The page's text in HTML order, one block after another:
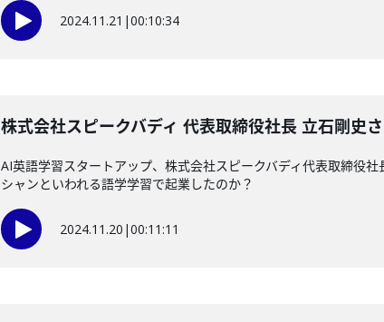
2024.11.21 |00:10:34
株式会社スピークバディ 代表取締役社長 立石剛史
AI英語学習スタートアップ、株式会社スピークバディ代表取締役
シャンといわれる語学学習で起業したのか？
2024.11.20 |00:11:11